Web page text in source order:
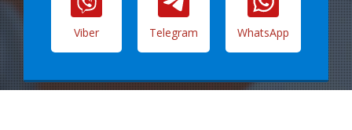
Viber Telegram WhatsApp